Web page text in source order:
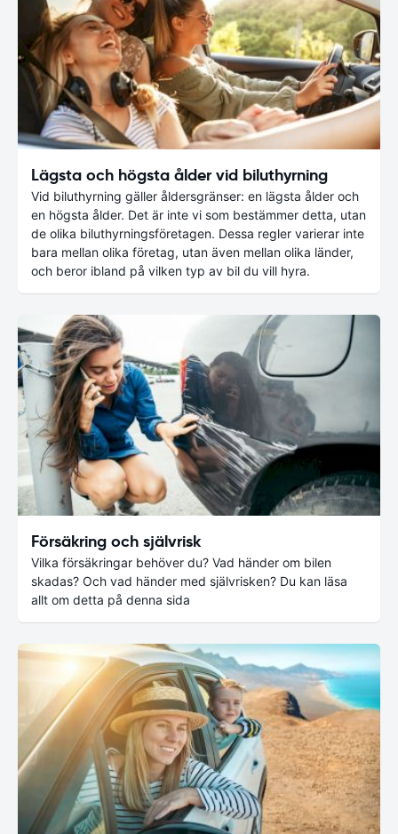
Lägsta och högsta ålder vid biluthyrning
Vid biluthyrning gäller åldersgränser: en lägsta ålder och
en högsta ålder. Det är inte vi som bestämmer detta, utan
de olika biluthyrningsföretagen. Dessa regler varierar inte
bara mellan olika företag, utan även mellan olika länder,
och beror ibland på vilken typ av bil du vill hyra.
Försäkring och självrisk
Vilka försäkringar behöver du? Vad händer om bilen
skadas? Och vad händer med självrisken? Du kan läsa
allt om detta på denna sida